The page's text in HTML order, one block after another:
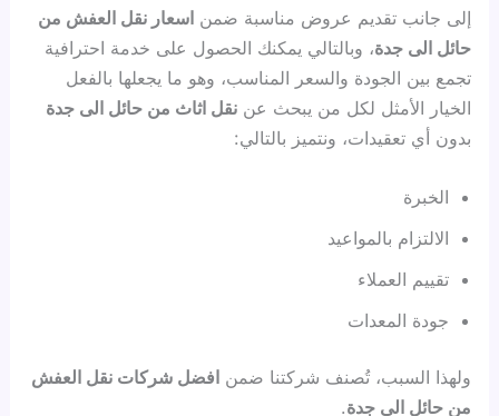
إلى جانب تقديم عروض مناسبة ضمناسعار نقل العفش من
حائل الى جدة، وبالتالي يمكنك الحصول على خدمة احترافية
تجمع بين الجودة والسعر المناسب، وهو ما يجعلها بالفعل
الخيار الأمثل لكل من يبحث عننقل اثاث من حائل الى جدة
بدون أي تعقيدات، ونتميز بالتالي:
الخبرة
الالتزام بالمواعيد
تقييم العملاء
جودة المعدات
ولهذا السبب، تُصنف شركتنا ضمن افضل شركات نقل العفش
من حائل الى جدة.